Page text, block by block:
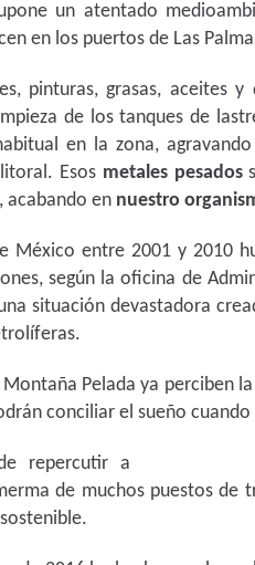
un atentado
en los puertos de Las
pinturas, grasas, aceites
de los tanques de
en la zona,
Esos metales pesados
acabando en nuestro
México entre 2001 y 2010
según la oficina de
situación devastadora
Pelada ya perciben la
conciliar el sueño
repercutir a
de muchos puestos de